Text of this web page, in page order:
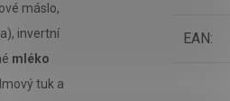
máslo,
invertní
mléko
tuk a
EAN: